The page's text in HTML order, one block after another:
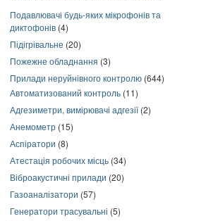
Подавлювачі будь-яких мікрофонів та
диктофонів (4)
Підігрівальне (20)
Пожежне обладнання (3)
Прилади неруйнівного контролю (644)
Автоматизований контроль (11)
Адгезиметри, вимірювачі адгезії(2)
Анемометр (15)
Аспіратори (8)
Атестація робочих місць (34)
Віброакустичні прилади (20)
Газоаналізатори (57)
Генератори трасувальні (5)